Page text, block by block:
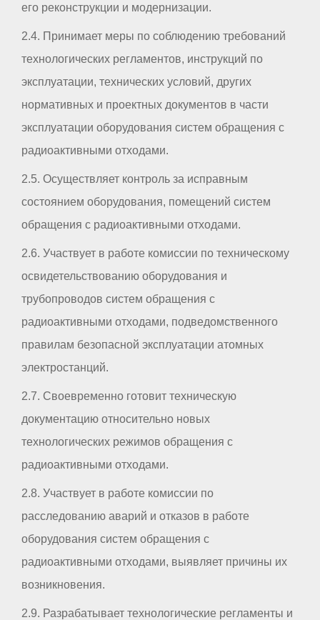
его реконструкции и модернизации.
2.4. Принимает меры по соблюдению требований
технологических регламентов, инструкций по
эксплуатации, технических условий, других
нормативных и проектных документов в части
эксплуатации оборудования систем обращения с
радиоактивными отходами.
2.5. Осуществляет контроль за исправным
состоянием оборудования, помещений систем
обращения с радиоактивными отходами.
2.6. Участвует в работе комиссии по техническому
освидетельствованию оборудования и
трубопроводов систем обращения с
радиоактивными отходами, подведомственного
правилам безопасной эксплуатации атомных
электростанций.
2.7. Своевременно готовит техническую
документацию относительно новых
технологических режимов обращения с
радиоактивными отходами.
2.8. Участвует в работе комиссии по
расследованию аварий и отказов в работе
оборудования систем обращения с
радиоактивными отходами, выявляет причины их
возникновения.
2.9. Разрабатывает технологические регламенты и